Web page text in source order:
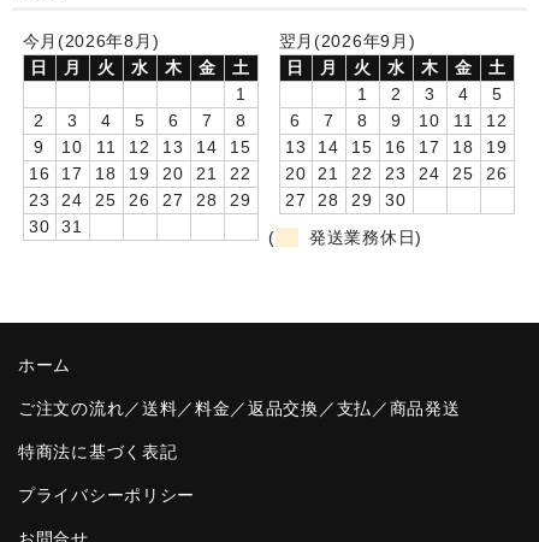
卒園DVDアルバム
卒業記念品
音声入りフォトフレームクロック(集合)
音声入りフォトフレームクロック(校歌)
温湿度計付目覚まし時計
制服メモリー
今月(2026年8月)
日
月 火 水 木 金
土
1
2
3 4 5 6 7
8
9
10 11 12 13 14
15
16
17 18 19 20 21
22
23
24 25 26 27 28
29
30
31
翌月(2026年9月)
日
月 火 水 木 金
土
1
2 3 4
5
6
7 8 9 10 11
12
13
14 15 16 17 18
19
20
21 22 23 24 25
26
27
28 29
30
(
発送業務休日)
ホーム
ご注文の流れ／送料／料金／返品交換／支払／商品発送
特商法に基づく表記
プライバシーポリシー